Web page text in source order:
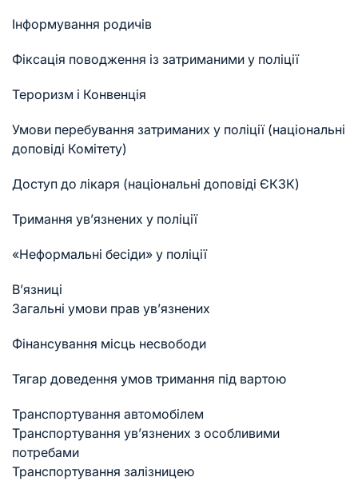
Інформування родичів
Фіксація поводження із затриманими у поліції
Тероризм і Конвенція
Умови перебування затриманих у поліції (національні
доповіді Комітету)
Доступ до лікаря (національні доповіді ЄКЗК)
Тримання ув’язнених у поліції
«Неформальні бесіди» у поліції
В’язниці
Загальні умови прав ув’язнених
Фінансування місць несвободи
Тягар доведення умов тримання під вартою
Транспортування автомобілем
Транспортування ув’язнених з особливими
потребами
Транспортування залізницею